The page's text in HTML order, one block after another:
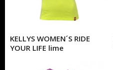
KELLYS WOMEN´S RIDE
YOUR LIFE lime